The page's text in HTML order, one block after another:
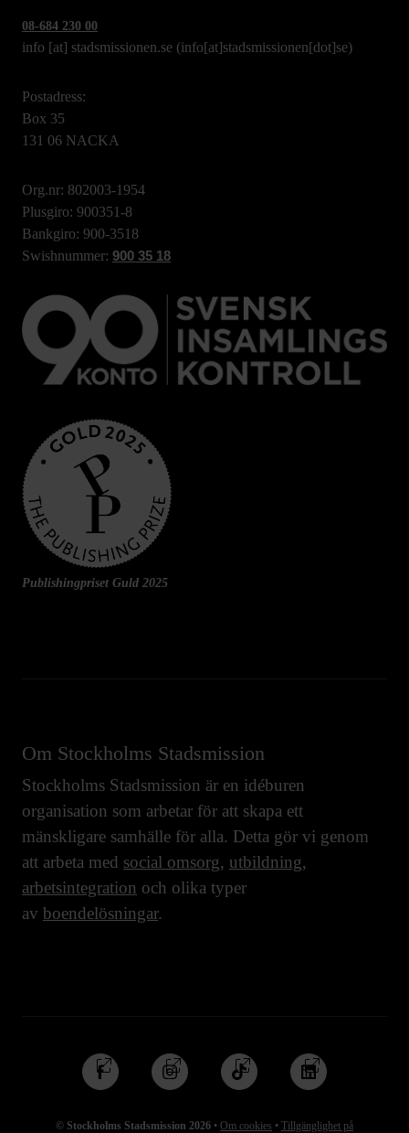
08-684 230 00
info [at] stadsmissionen.se (info[at]stadsmissionen[dot]se)
Postadress:
Box 35
131 06 NACKA
Org.nr: 802003-1954
Plusgiro: 900351-8
Bankgiro: 900-3518
Swishnummer: 900 35 18
Publishingpriset Guld 2025
Om Stockholms Stadsmission
Stockholms Stadsmission är en idéburen
organisation som arbetar för att skapa ett
mänskligare samhälle för alla. Detta gör vi genom
att arbeta med social omsorg, utbildning,
arbetsintegration och olika typer
av boendelösningar.
© Stockholms Stadsmission 2026 • Om cookies • Tillgänglighet på
Följ
oss
Följ
oss
Följ
oss
Följ
oss